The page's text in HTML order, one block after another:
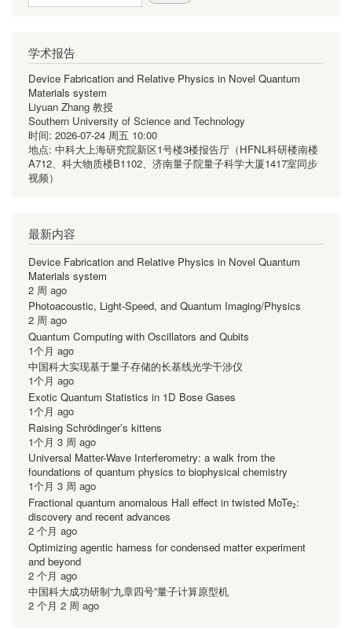
学术报告
Device Fabrication and Relative Physics in Novel Quantum
Materials system
Liyuan Zhang 教授
Southern University of Science and Technology
时间: 2026-07-24 周五 10:00
地点: 中科大上海研究院新区1号楼3楼报告厅（HFNL科研楼南楼
A712、科大物质楼B1102、济南量子院量子科学大厦1417室同步
视频）
最新内容
Device Fabrication and Relative Physics in Novel Quantum
Materials system
2 周 ago
Photoacoustic, Light-Speed, and Quantum Imaging/Physics
2 周 ago
Quantum Computing with Oscillators and Qubits
1个月 ago
中国科大实现基于量子存储的长基线光学干涉仪
1个月 ago
Exotic Quantum Statistics in 1D Bose Gases
1个月 ago
Raising Schrödinger’s kittens
1个月 3 周 ago
Universal Matter-Wave Interferometry: a walk from the
foundations of quantum physics to biophysical chemistry
1个月 3 周 ago
Fractional quantum anomalous Hall effect in twisted MoTe₂:
discovery and recent advances
2 个月 ago
Optimizing agentic harness for condensed matter experiment
and beyond
2 个月 ago
中国科大成功研制“九章四号”量子计算原型机
2 个月 2 周 ago